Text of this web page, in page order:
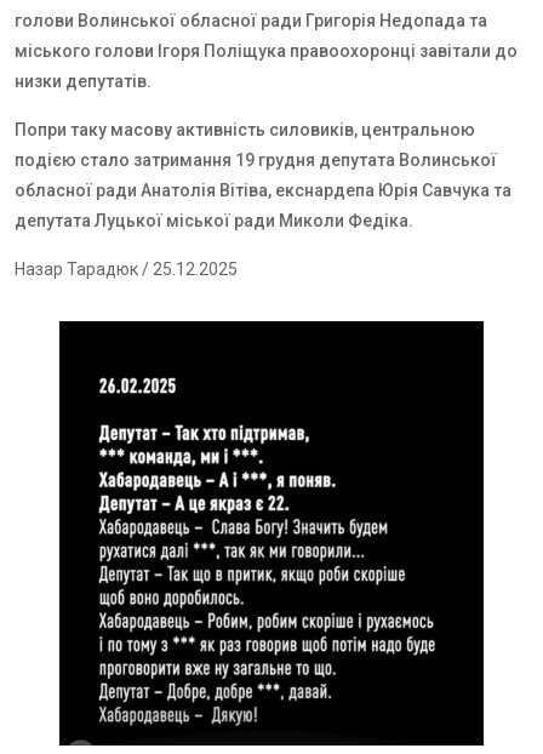
голови Волинської обласної ради Григорія Недопада та
міського голови Ігоря Поліщука правоохоронці завітали до
низки депутатів.
Попри таку масову активність силовиків, центральною
подією стало затримання 19 грудня депутата Волинської
обласної ради Анатолія Вітіва, екснардепа Юрія Савчука та
депутата Луцької міської ради Миколи Федіка.
Назар Тарадюк/ 25.12.2025